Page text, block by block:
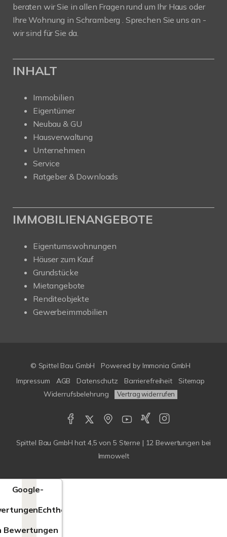
beraten wir Sie in allen Fragen rund um Ihr Haus oder
Ihre Wohnung in Schramberg . Sprechen Sie uns an -
wir sind für Sie da.
INHALT
Immobilien
Eigentümer
Neubau & GU
Hausverwaltung
Unternehmen
Service
Ratgeber & Downloads
IMMOBILIENANGEBOTE
Eigentumswohnungen
Häuser zum Kauf
Grundstücke
Mietangebote
Renditeobjekte
Gewerbeimmobilien
© Spittel Bau GmbH Powered by Immonia GmbH
Impressum
AGB Datenschutz Barrierefreiheit
Sitemap
Widerrufsbelehrung
Vertrag widerrufen
Spittel Bau GmbH hat 4,5 von 5 Sterne | 12 Bewertungen bei
Immowelt
Google-
Echtheit
Bewertungen